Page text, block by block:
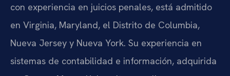
con experiencia en juicios penales, está admitido
en Virginia, Maryland, el Distrito de Columbia,
Nueva Jersey y Nueva York. Su experiencia en
sistemas de contabilidad e información, adquirida